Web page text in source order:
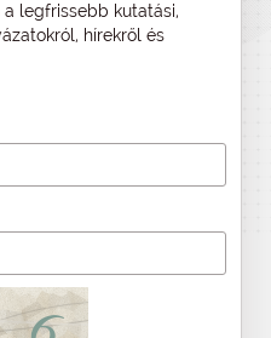
legfrissebb kutatási,
hírekről és